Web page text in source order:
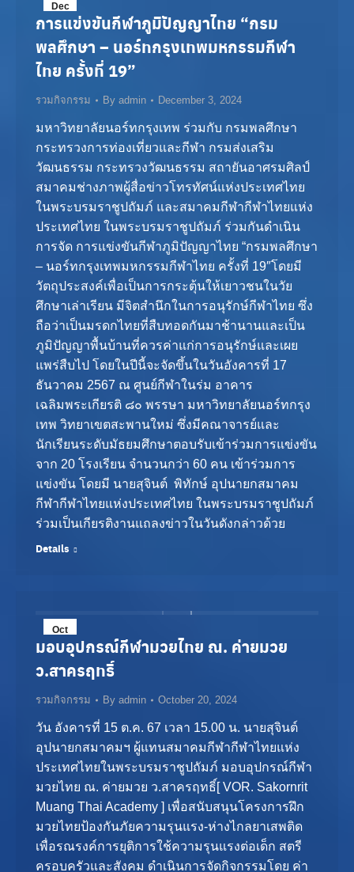
Dec
3
2024
การแข่งขันกีฬาภูมิปัญญาไทย “กรม
พลศึกษา – นอร์ทกรุงเทพมหกรรมกีฬา
ไทย ครั้งที่ 19”
รวมกิจกรรม By admin December 3, 2024
มหาวิทยาลัยนอร์ทกรุงเทพ ร่วมกับ กรมพลศึกษา
กระทรวงการท่องเที่ยวและกีฬา กรมส่งเสริม
วัฒนธรรม กระทรวงวัฒนธรรม สถายันอาศรมศิลป์
สมาคมช่างภาพผู้สื่อข่าวโทรทัศน์แห่งประเทศไทย
ในพระบรมราชูปถัมภ์ และสมาคมกีฬากีฬาไทยแห่ง
ประเทศไทย ในพระบรมราชูปถัมภ์ ร่วมกันดำเนิน
การจัด การแข่งขันกีฬาภูมิปัญญาไทย “กรมพลศึกษา
– นอร์ทกรุงเทพมหกรรมกีฬาไทย ครั้งที่ 19″โดยมี
วัตถุประสงค์เพื่อเป็นการกระตุ้นให้เยาวชนในวัย
ศึกษาเล่าเรียน มีจิตสำนึกในการอนุรักษ์กีฬาไทย ซึ่ง
ถือว่าเป็นมรดกไทยที่สืบทอดกันมาช้านานและเป็น
ภูมิปัญญาพื้นบ้านที่ควรค่าแก่การอนุรักษ์และเผย
แพร่สืบไป โดยในปีนี้จะจัดขึ้นในวันอังคารที่ 17
ธันวาคม 2567 ณ ศูนย์กีฬาในร่ม อาคาร
เฉลิมพระเกียรติ ๘๐ พรรษา มหาวิทยาลัยนอร์ทกรุง
เทพ วิทยาเขตสะพานใหม่ ซึ่งมีคณาจารย์และ
นักเรียนระดับมัธยมศึกษาตอบรับเข้าร่วมการแข่งขัน
จาก 20 โรงเรียน จำนวนกว่า 60 คน เข้าร่วมการ
แข่งขัน โดยมี นายสุจินต์ พิทักษ์ อุปนายกสมาคม
กีฬากีฬาไทยแห่งประเทศไทย ในพระบรมราชูปถัมภ์
ร่วมเป็นเกียรติงานแถลงข่าวในวันดังกล่าวด้วย
Details
Oct
20
2024
มอบอุปกรณ์กีฬามวยไทย ณ. ค่ายมวย
ว.สาครฤทธิ์
รวมกิจกรรม By admin October 20, 2024
วัน อังคารที่ 15 ต.ค. 67 เวลา 15.00 น. นายสุจินต์
อุปนายกสมาคมฯ ผู้แทนสมาคมกีฬากีฬาไทยแห่ง
ประเทศไทยในพระบรมราชูปถัมภ์ มอบอุปกรณ์กีฬา
มวยไทย ณ. ค่ายมวย ว.สาครฤทธิ์[ VOR. Sakornrit
Muang Thai Academy ] เพื่อสนับสนุนโครงการฝึก
มวยไทยป้องกันภัยความรุนแรง-ห่างไกลยาเสพติด
เพื่อรณรงค์การยุติการใช้ความรุนแรงต่อเด็ก สตรี
ครอบครัวและสังคม ดำเนินการจัดกิจกรรมโดย ค่า